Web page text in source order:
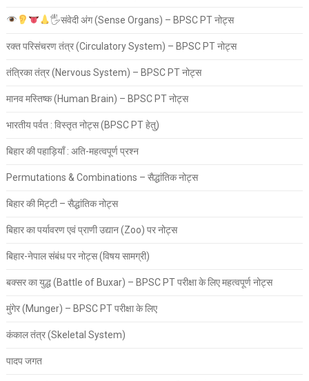
🖐संवेदी अंग (Sense Organs) – BPSC PT नोट्स
रक्त परिसंचरण तंत्र (Circulatory System) – BPSC PT नोट्स
तंत्रिका तंत्र (Nervous System) – BPSC PT नोट्स
मानव मस्तिष्क (Human Brain) – BPSC PT नोट्स
भारतीय पर्वत : विस्तृत नोट्स (BPSC PT हेतु)
बिहार की पहाड़ियाँ : अति-महत्वपूर्ण प्रश्न
Permutations & Combinations – सैद्धांतिक नोट्स
बिहार की मिट्टी – सैद्धांतिक नोट्स
बिहार का पर्यावरण एवं प्राणी उद्यान (Zoo) पर नोट्स
बिहार-नेपाल संबंध पर नोट्स (विषय सामग्री)
बक्सर का युद्ध (Battle of Buxar) – BPSC PT परीक्षा के लिए महत्वपूर्ण नोट्स
मुंगेर (Munger) – BPSC PT परीक्षा के लिए
कंकाल तंत्र (Skeletal System)
पादप जगत